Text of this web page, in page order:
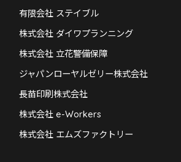
有限会社 ステイブル
株式会社 ダイワプランニング
株式会社 立花警備保障
ジャパンローヤルゼリー株式会社
長苗印刷株式会社
株式会社 e-Workers
株式会社 エムズファクトリー